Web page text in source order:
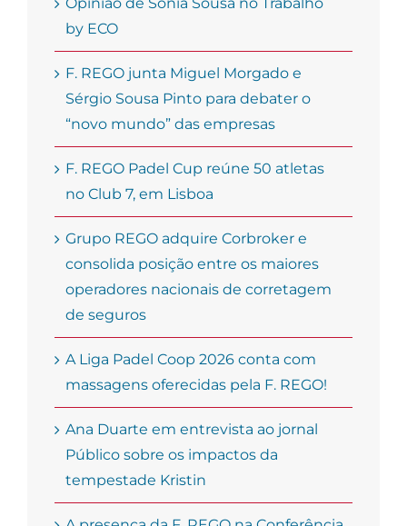
by ECO
F. REGO junta Miguel Morgado e
Sérgio Sousa Pinto para debater o
“novo mundo” das empresas
F. REGO Padel Cup reúne 50 atletas
no Club 7, em Lisboa
Grupo REGO adquire Corbroker e
consolida posição entre os maiores
operadores nacionais de corretagem
de seguros
A Liga Padel Coop 2026 conta com
massagens oferecidas pela F. REGO!
Ana Duarte em entrevista ao jornal
Público sobre os impactos da
tempestade Kristin